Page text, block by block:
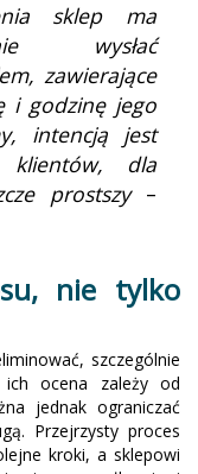
sklep ma
wysłać
zawierające
i godzinę jego
intencją jest
klientów, dla
prostszy–
nie tylko
szczególnie
ocena zależy od
jednak ograniczać
Przejrzysty proces
kroki, a sklepowi